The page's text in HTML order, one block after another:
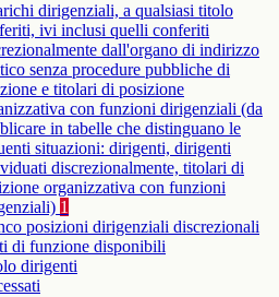
dirigenziali, a qualsiasi titolo
ivi inclusi quelli conferiti
dall'organo di indirizzo
senza procedure pubbliche di
e titolari di posizione
con funzioni dirigenziali (da
in tabelle che distinguano le
situazioni: dirigenti, dirigenti
discrezionalmente, titolari di
organizzativa con funzioni
1
posizioni dirigenziali discrezionali
di funzione disponibili
dirigenti